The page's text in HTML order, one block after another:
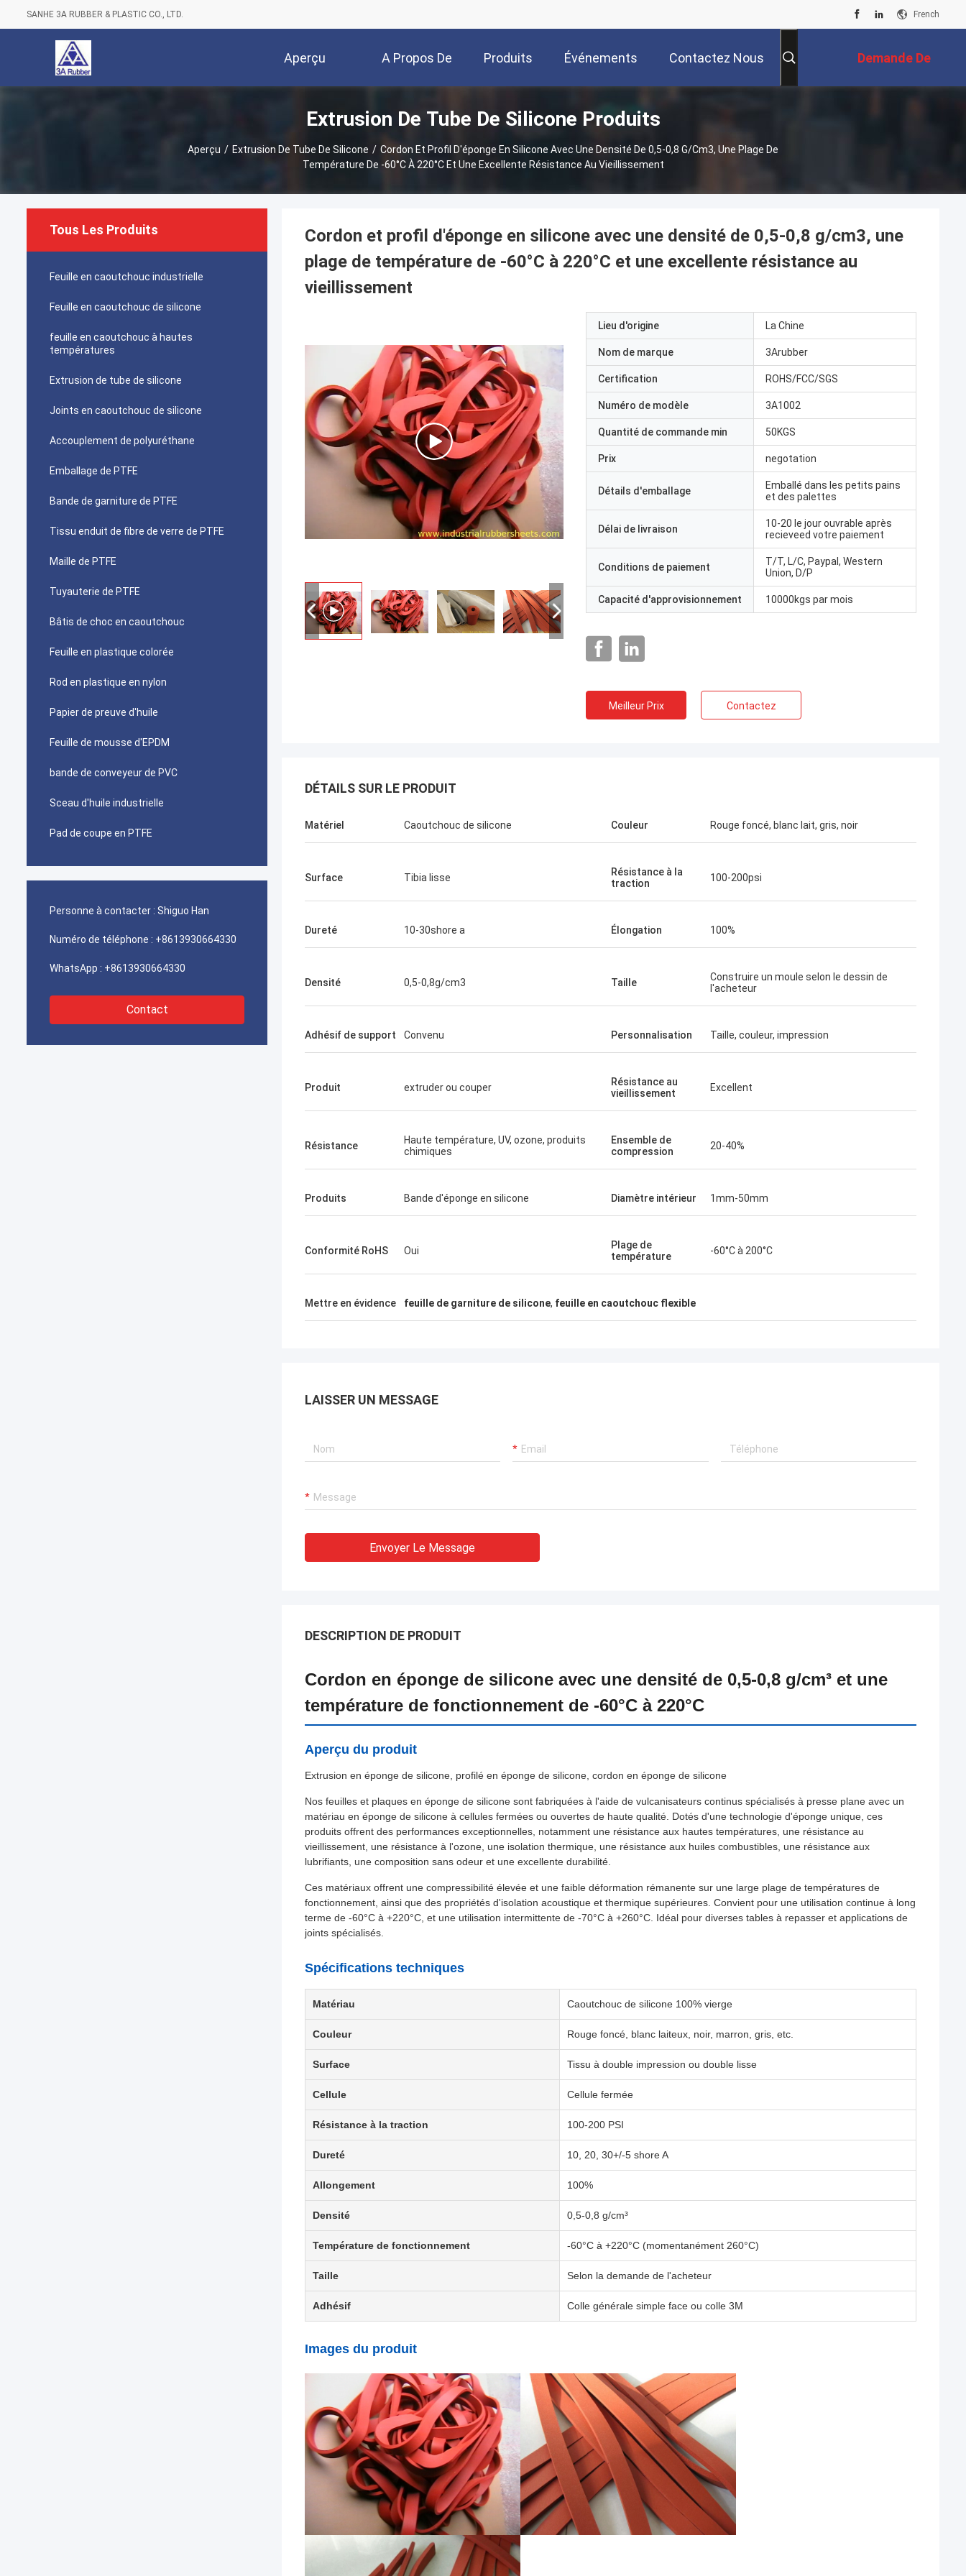
SANHE 3A RUBBER & PLASTIC CO., LTD. French
Aperçu A Propos De
Nous
Produits Événements Contactez Nous Demande De
Soumission
Extrusion De Tube De Silicone Produits
Aperçu / Extrusion De Tube De Silicone / Cordon Et Profil D'éponge En Silicone Avec Une Densité De 0,5-0,8 G/cm3, Une Plage De
Température De -60°C À 220°C Et Une Excellente Résistance Au Vieillissement
Tous Les Produits
Feuille en caoutchouc industrielle
Feuille en caoutchouc de silicone
feuille en caoutchouc à hautes
températures
Extrusion de tube de silicone
Joints en caoutchouc de silicone
Accouplement de polyuréthane
Emballage de PTFE
Bande de garniture de PTFE
Tissu enduit de fibre de verre de PTFE
Maille de PTFE
Tuyauterie de PTFE
Bâtis de choc en caoutchouc
Feuille en plastique colorée
Rod en plastique en nylon
Papier de preuve d'huile
Feuille de mousse d'EPDM
bande de conveyeur de PVC
Sceau d'huile industrielle
Pad de coupe en PTFE
Personne à contacter : Shiguo Han
Numéro de téléphone : +8613930664330
WhatsApp : +8613930664330
Contact
Cordon et profil d'éponge en silicone avec une densité de 0,5-0,8 g/cm3, une
plage de température de -60°C à 220°C et une excellente résistance au
vieillissement
Lieu d'origine La Chine
Nom de marque 3Arubber
Certification ROHS/FCC/SGS
Numéro de modèle 3A1002
Quantité de commande min 50KGS
Prix negotation
Détails d'emballage
Emballé dans les petits pains
et des palettes
Délai de livraison
10-20 le jour ouvrable après
recieveed votre paiement
Conditions de paiement
T/T, L/C, Paypal, Western
Union, D/P
Capacité d'approvisionnement 10000kgs par mois
Meilleur Prix Contactez
DÉTAILS SUR LE PRODUIT
Matériel Caoutchouc de silicone Couleur Rouge foncé, blanc lait, gris, noir
Surface Tibia lisse
Résistance à la
traction
100-200psi
Dureté 10-30shore a Élongation 100%
Densité 0,5-0,8g/cm3 Taille
Construire un moule selon le dessin de
l'acheteur
Adhésif de support Convenu Personnalisation Taille, couleur, impression
Produit extruder ou couper
Résistance au
vieillissement
Excellent
Résistance
Haute température, UV, ozone, produits
chimiques
Ensemble de
compression
20-40%
Produits Bande d'éponge en silicone Diamètre intérieur 1mm-50mm
Conformité RoHS Oui
Plage de
température
-60°C à 200°C
Mettre en évidence feuille de garniture de silicone, feuille en caoutchouc flexible
LAISSER UN MESSAGE
Envoyer Le Message
DESCRIPTION DE PRODUIT
Cordon en éponge de silicone avec une densité de 0,5-0,8 g/cm³ et une
température de fonctionnement de -60°C à 220°C
Aperçu du produit
Extrusion en éponge de silicone, profilé en éponge de silicone, cordon en éponge de silicone
Nos feuilles et plaques en éponge de silicone sont fabriquées à l'aide de vulcanisateurs continus spécialisés à presse plane avec un
matériau en éponge de silicone à cellules fermées ou ouvertes de haute qualité. Dotés d'une technologie d'éponge unique, ces
produits offrent des performances exceptionnelles, notamment une résistance aux hautes températures, une résistance au
vieillissement, une résistance à l'ozone, une isolation thermique, une résistance aux huiles combustibles, une résistance aux
lubrifiants, une composition sans odeur et une excellente durabilité.
Ces matériaux offrent une compressibilité élevée et une faible déformation rémanente sur une large plage de températures de
fonctionnement, ainsi que des propriétés d'isolation acoustique et thermique supérieures. Convient pour une utilisation continue à long
terme de -60°C à +220°C, et une utilisation intermittente de -70°C à +260°C. Idéal pour diverses tables à repasser et applications de
joints spécialisés.
Spécifications techniques
Matériau Caoutchouc de silicone 100% vierge
Couleur Rouge foncé, blanc laiteux, noir, marron, gris, etc.
Surface Tissu à double impression ou double lisse
Cellule Cellule fermée
Résistance à la traction 100-200 PSI
Dureté 10, 20, 30+/-5 shore A
Allongement 100%
Densité 0,5-0,8 g/cm³
Température de fonctionnement -60°C à +220°C (momentanément 260°C)
Taille Selon la demande de l'acheteur
Adhésif Colle générale simple face ou colle 3M
Images du produit